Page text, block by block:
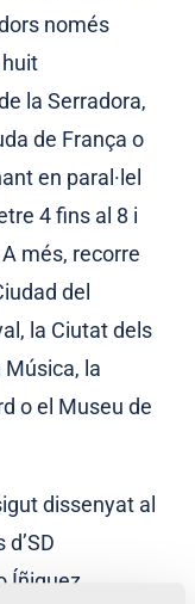
només
la Serradora,
de França o
en paral·lel
4 fins al 8 i
més, recorre
del
la Ciutat dels
Música, la
o el Museu de
dissenyat al
Íñiguez,